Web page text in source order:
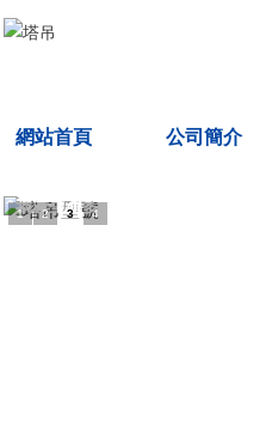
網站首頁 公司簡介
我廠生產多種塔吊型號
1 2 3 4